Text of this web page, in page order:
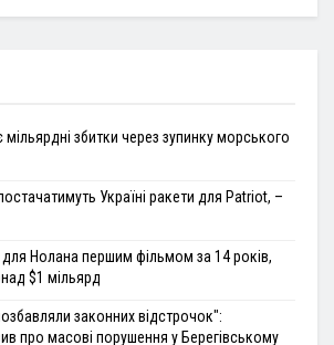
мільярдні збитки через зупинку морського
Україні ракети для Patriot, –
для Нолана першим фільмом за 14 років,
$1 мільярд
законних відстрочок":
про масові порушення у Берегівському